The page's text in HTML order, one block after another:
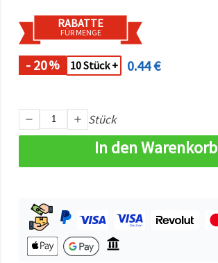
den
Einstellungen
individuell
festlegen.
Einwilligung
ändern
widerrufen.
Cookie-
Alle
akzeptieren
Cookie-
RABATTE
FÜR MENGE
- 20% 10 Stück + 0.44 €
Stück
In den Warenkorb